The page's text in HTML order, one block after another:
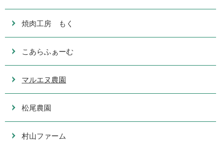
焼肉工房 もく
こあらふぁーむ
マルエヌ農園
松尾農園
村山ファーム